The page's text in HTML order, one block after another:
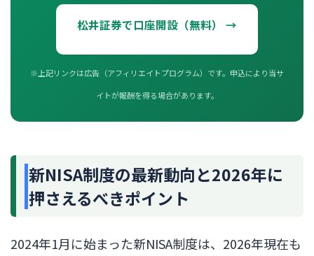
松井証券で口座開設（無料） →
※上記リンクは広告（アフィリエイトプログラム）です。申込により当サ
イトが報酬を得る場合があります。
新NISA制度の最新動向と2026年に
押さえるべきポイント
2024年1月に始まった新NISA制度は、2026年現在も